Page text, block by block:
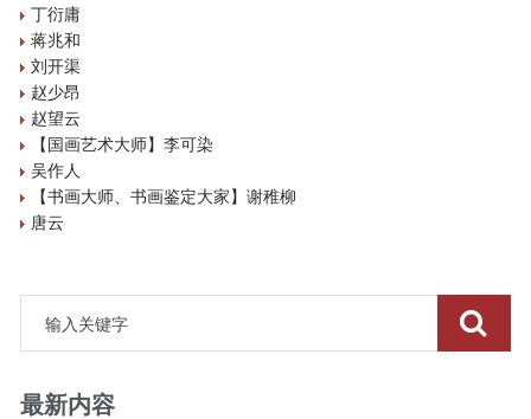
丁衍庸
蒋兆和
刘开渠
赵少昂
赵望云
【国画艺术大师】李可染
吴作人
【书画大师、书画鉴定大家】谢稚柳
唐云
最新内容